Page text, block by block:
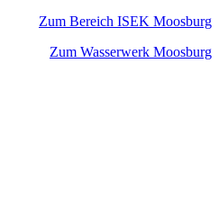
Zum Bereich ISEK Moosburg
Zum Wasserwerk Moosburg